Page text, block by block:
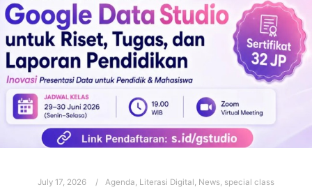
July 17, 2026 Agenda, Literasi Digital, News, special class